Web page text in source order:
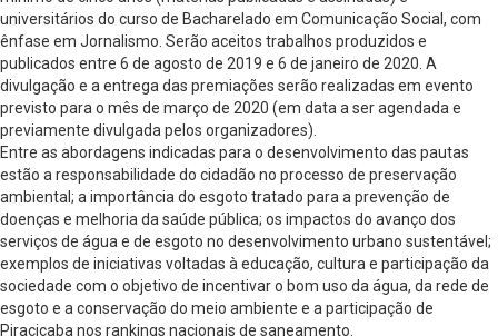
universitários do curso de Bacharelado em Comunicação Social, com
ênfase em Jornalismo. Serão aceitos trabalhos produzidos e
publicados entre 6 de agosto de 2019 e 6 de janeiro de 2020. A
divulgação e a entrega das premiações serão realizadas em evento
previsto para o mês de março de 2020 (em data a ser agendada e
previamente divulgada pelos organizadores).
Entre as abordagens indicadas para o desenvolvimento das pautas
estão a responsabilidade do cidadão no processo de preservação
ambiental; a importância do esgoto tratado para a prevenção de
doenças e melhoria da saúde pública; os impactos do avanço dos
serviços de água e de esgoto no desenvolvimento urbano sustentável;
exemplos de iniciativas voltadas à educação, cultura e participação da
sociedade com o objetivo de incentivar o bom uso da água, da rede de
esgoto e a conservação do meio ambiente e a participação de
Piracicaba nos rankings nacionais de saneamento.